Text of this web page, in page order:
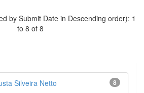
by Submit Date in Descending order): 1
to 8 of 8
8
Silveira Netto